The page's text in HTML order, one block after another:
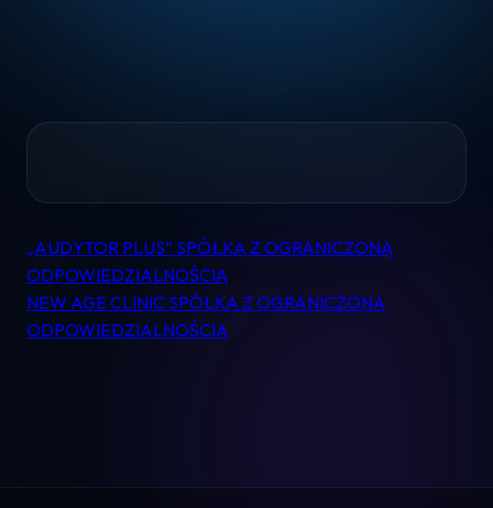
Pomoc
Kontakt
Nawigacja
wpisu
„AUDYTOR PLUS” SPÓŁKA Z OGRANICZONĄ
ODPOWIEDZIALNOŚCIĄ
NEW AGE CLINIC SPÓŁKA Z OGRANICZONĄ
ODPOWIEDZIALNOŚCIĄ